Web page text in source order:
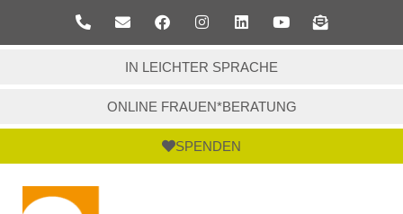
IN LEICHTER SPRACHE
ONLINE FRAUEN*BERATUNG
SPENDEN